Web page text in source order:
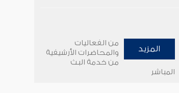
المزيد
من الفعاليات
والمحاضرات الأرشيفية
من خدمة البث
المباشر